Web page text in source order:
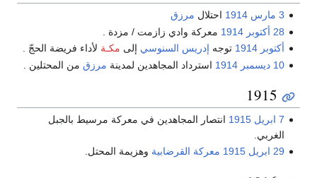
3 مارس 1914 احتلال مرزق
28 أكتوبر
1914 معركة وادي زازمت / مزدة .
أكتوبر 1914 توجه إدريس السنوسي إلى مكـة لأداء فريضة الحجّ .
10 ديسمبر
1914 استرداد المجاهدين لمدينة مرزق من المحتلين .
1915
7 ابريل 1915 انتصار المجاهدين في معركة مرسيط بالجبل
الغربي.
29 ابريل
1915 معركة القرضابية وهزيمة المحتل.